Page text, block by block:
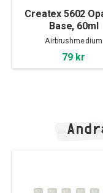
Createx 5602
Base, 60ml
Airbrushmedium
79 kr